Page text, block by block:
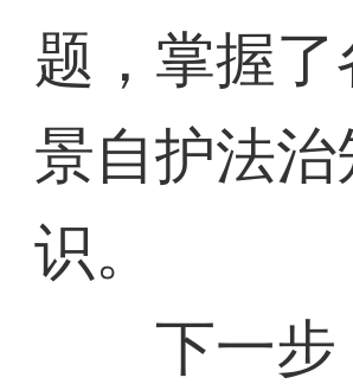
题，掌握了
景自护法治
识。
下一步